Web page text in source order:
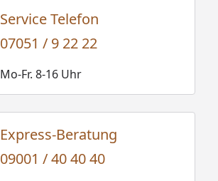
Service Telefon
07051 / 9 22 22
Mo-Fr. 8-16 Uhr
Express-Beratung
09001 / 40 40 40